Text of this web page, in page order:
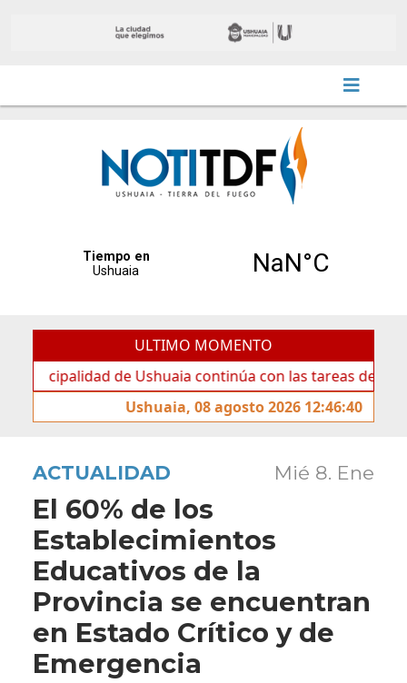
ULTIMO MOMENTO
de Ushuaia continúa con las tareas de
Ushuaia, 08 agosto 2026 12:46:40
ACTUALIDAD Mié 8. Ene
El 60% de los
Establecimientos
Educativos de la
Provincia se encuentran
en Estado Crítico y de
Emergencia